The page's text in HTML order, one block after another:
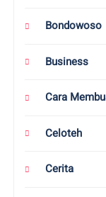
Bondowoso
Business
Cara
Celoteh
Cerita